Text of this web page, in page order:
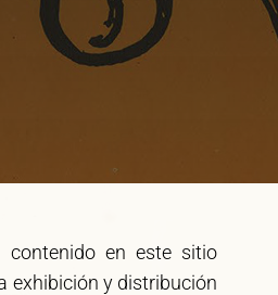
contenido en este sitio
exhibición y distribución